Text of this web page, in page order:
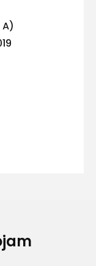
A)
saņemt